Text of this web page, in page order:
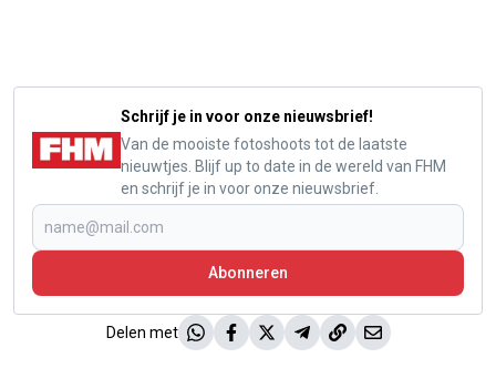
Schrijf je in voor onze nieuwsbrief!
Van de mooiste fotoshoots tot de laatste
nieuwtjes. Blijf up to date in de wereld van FHM
en schrijf je in voor onze nieuwsbrief.
Abonneren
Delen met